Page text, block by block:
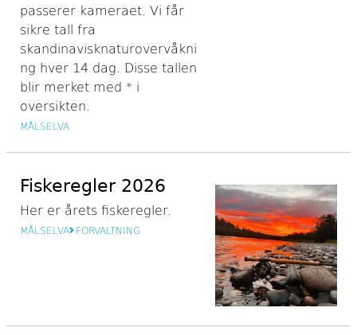
passerer kameraet. Vi får
sikre tall fra
skandinavisknaturovervåkni
ng hver 14 dag. Disse tallen
blir merket med * i
oversikten.
MÅLSELVA
Fiskeregler 2026
Her er årets fiskeregler.
MÅLSELVA FORVALTNING